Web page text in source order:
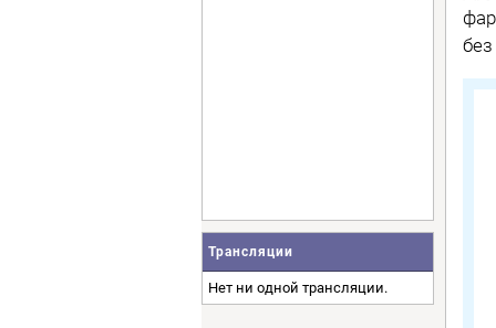
Трансляции
Нет ни одной трансляции.